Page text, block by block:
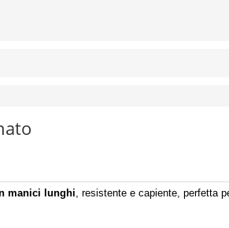
manici lunghi, resistente e capiente, perfetta